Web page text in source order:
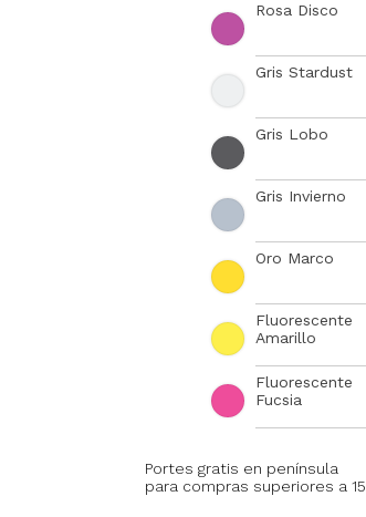
Rosa Disco
Gris Stardust
Gris Lobo
Gris Invierno
Oro Marco
Fluorescente
Amarillo
Fluorescente
Fucsia
Portes gratis en península
para compras superiores a